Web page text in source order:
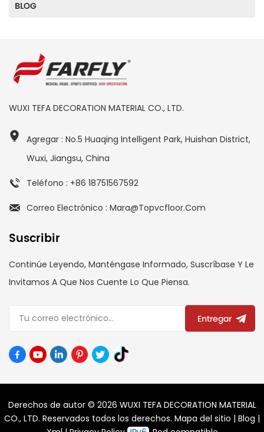
BLOG
WUXI TEFA DECORATION MATERIAL CO., LTD.
Agregar : No.5 Huaqing Intelligent Park, Huishan District,
Wuxi, Jiangsu, China
Teléfono : +86 18751567592
Correo Electrónico : Mara@topvcfloor.com
Suscribir
Continúe Leyendo, Manténgase Informado, Suscríbase Y Le
Invitamos A Que Nos Cuente Lo Que Piensa.
Entregar
Derechos de autor © 2026 WUXI TEFA DECORATION MATERIAL
CO., LTD. Reservados todos los derechos. Mapa del sitio | Blog |